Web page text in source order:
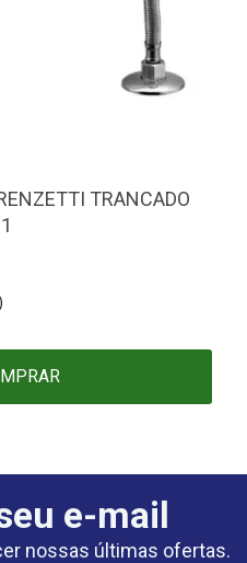
TRANCADO
e-mail
nossas últimas ofertas.